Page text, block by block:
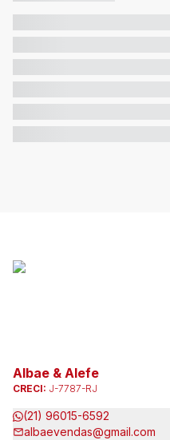
Albae & Alefe
CRECI: J-7787-RJ
(21) 96015-6592
albaevendas@gmail.com